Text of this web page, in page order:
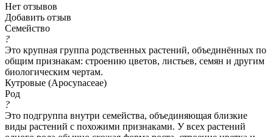
Нет отзывов
Добавить отзыв
Семейство
?
Это крупная группа родственных растений, объединённых по
общим признакам: строению цветов, листьев, семян и другим
биологическим чертам.
Кутровые (Apocynaceae)
Род
?
Это подгруппа внутри семейства, объединяющая близкие
виды растений с похожими признаками. У всех растений